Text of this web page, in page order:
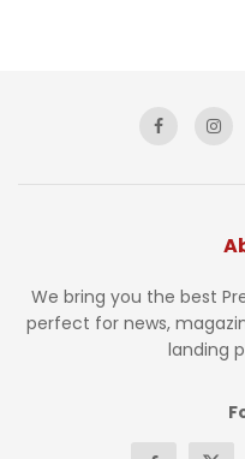
We bring you the best
perfect for news,
landing